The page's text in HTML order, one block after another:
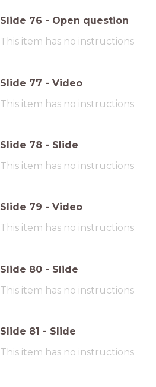
Slide 76 - Open question
This item has no instructions
Slide 77 - Video
This item has no instructions
Slide 78 - Slide
This item has no instructions
Slide 79 - Video
This item has no instructions
Slide 80 - Slide
This item has no instructions
Slide 81 - Slide
This item has no instructions